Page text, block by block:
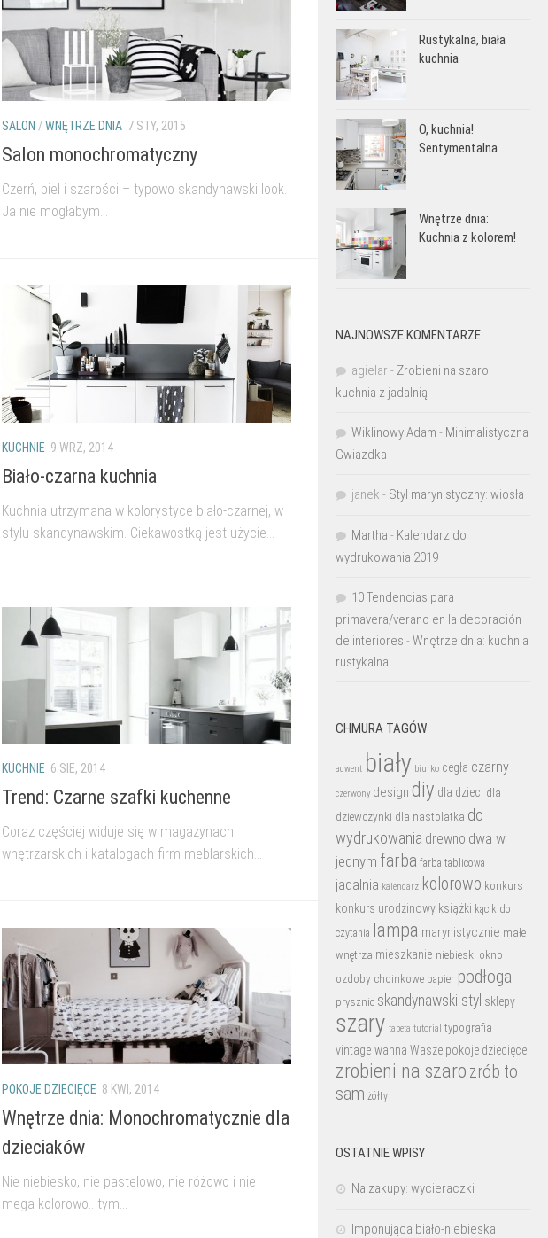
SALON /WNĘTRZE DNIA 7 STY, 2015
Salon monochromatyczny
Czerń, biel i szarości – typowo skandynawski look.
Ja nie mogłabym...
KUCHNIE 9 WRZ, 2014
Biało-czarna kuchnia
Kuchnia utrzymana w kolorystyce biało-czarnej, w
stylu skandynawskim. Ciekawostką jest użycie...
KUCHNIE 6 SIE, 2014
Trend: Czarne szafki kuchenne
Coraz częściej widuje się w magazynach
wnętrzarskich i katalogach firm meblarskich...
POKOJE DZIECIĘCE 8 KWI, 2014
Wnętrze dnia: Monochromatycznie dla
dzieciaków
Nie niebiesko, nie pastelowo, nie różowo i nie
mega kolorowo.. tym...
Rustykalna, biała
kuchnia
O, kuchnia!
Sentymentalna
Wnętrze dnia:
Kuchnia z kolorem!
NAJNOWSZE KOMENTARZE
agielar - Zrobieni na szaro:
kuchnia z jadalnią
Wiklinowy Adam - Minimalistyczna
Gwiazdka
janek - Styl marynistyczny: wiosła
Martha - Kalendarz do
wydrukowania 2019
10 Tendencias para
primavera/verano en la decoración
de interiores -Wnętrze dnia: kuchnia
rustykalna
CHMURA TAGÓW
adwent biały biurko cegła czarny
czerwony design diy dla dzieci dla
dziewczynki dla nastolatka do
wydrukowania drewno dwa w
jednym farba farba tablicowa
jadalnia kalendarz kolorowo konkurs
konkurs urodzinowy książki kącik do
czytania lampa marynistycznie małe
wnętrza mieszkanie niebieski okno
ozdoby choinkowe papier podłoga
prysznic skandynawski styl sklepy
szary tapeta tutorial typografia
vintage wanna Wasze pokoje dziecięce
zrobieni na szaro zrób to
sam żółty
OSTATNIE WPISY
Na zakupy: wycieraczki
Imponująca biało-niebieska